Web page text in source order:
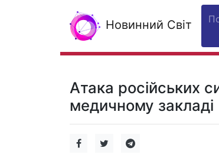
Новинний Світ
Атака російських
медичному